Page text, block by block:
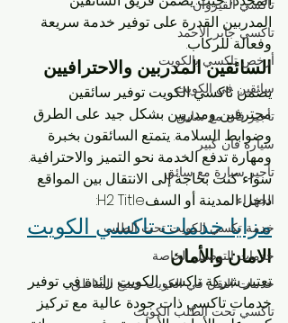
تاكسي القيروان
تاكسي جابر الأحمد
أرخص تاكسي بالكويت
سائقين في الكويت
تأجير فان مع سايق
سيارة فان كبير
تأجير سيارة مع سائق
الجهراء
خدمة تكسي الكويت تحت الطلب
خدمات التوصيل الخاصة
خدمات النقل في الكويت جميع المناطق
تاكسي تحت الطلب الكويت
المدربين القدرة على توفير خدمة سريعة
وفعالة للركاب.
السائقين المدربين والاحترافيين
يضمن تاكسي الكويت توفير سائقين
محترفين ومدربين بشكل جيد على الطرق
وضوابط السلامة. يتمتع السائقون بخبرة
ومهارة تدفع الخدمة نحو التميز والاحترافية.
سواء كنت بحاجة إلى الانتقال بين المواقع
داخل المدينة أو السفH2 Title:
مزايا خدمات تاكسي الكويت
الامان والأمان
تعتبر شركة تاكسي الكويت رائدة في توفير
خدمات تاكسي ذات جودة عالية مع تركيز